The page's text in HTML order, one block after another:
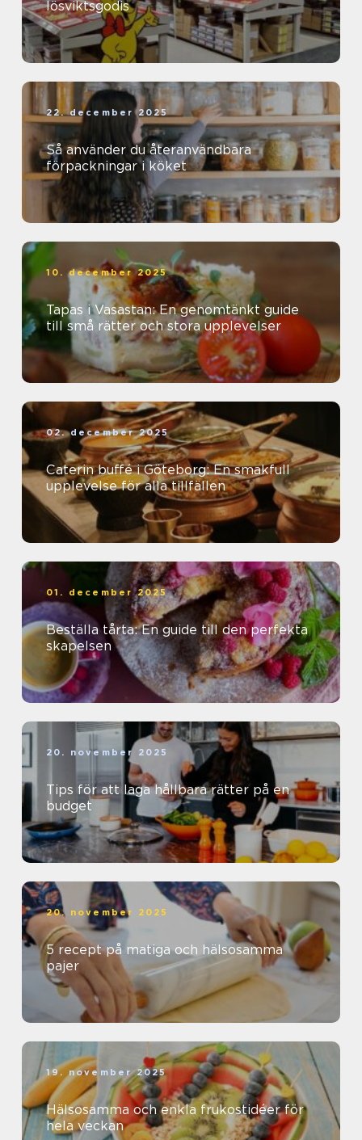
lösviktsgodis
22. december 2025
Så använder du återanvändbara
förpackningar i köket
10. december 2025
Tapas i Vasastan: En genomtänkt guide
till små rätter och stora upplevelser
02. december 2025
Caterin buffé i Göteborg: En smakfull
upplevelse för alla tillfällen
01. december 2025
Beställa tårta: En guide till den perfekta
skapelsen
20. november 2025
Tips för att laga hållbara rätter på en
budget
20. november 2025
5 recept på matiga och hälsosamma
pajer
19. november 2025
Hälsosamma och enkla frukostidéer för
hela veckan